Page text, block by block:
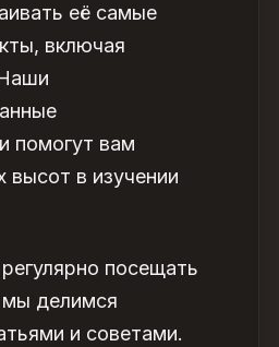
её самые
, включая
помогут вам
высот в изучении
посещать
мы делимся
и советами.